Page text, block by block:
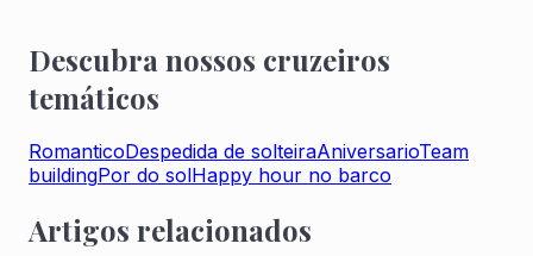
Descubra nossos cruzeiros
temáticos
RomanticoDespedida de solteiraAniversarioTeam
buildingPor do solHappy hour no barco
Artigos relacionados